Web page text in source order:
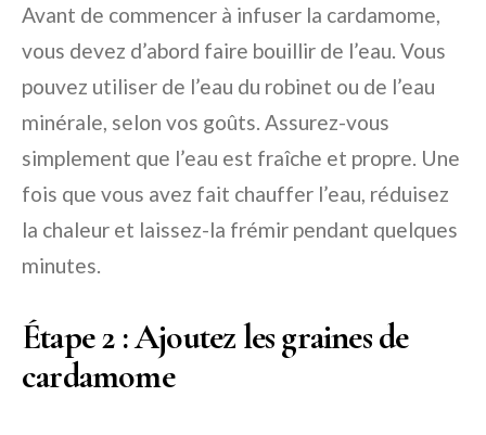
Avant de commencer à infuser la cardamome,
vous devez d’abord faire bouillir de l’eau. Vous
pouvez utiliser de l’eau du robinet ou de l’eau
minérale, selon vos goûts. Assurez-vous
simplement que l’eau est fraîche et propre. Une
fois que vous avez fait chauffer l’eau, réduisez
la chaleur et laissez-la frémir pendant quelques
minutes.
Étape 2 : Ajoutez les graines de
cardamome